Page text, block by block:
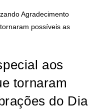
aos
tornaram
do Dia